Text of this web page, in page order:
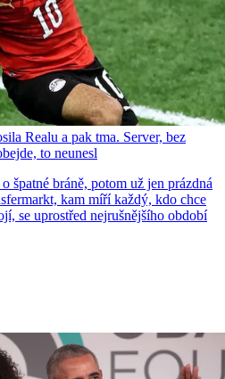
Realu a pak tma. Server, bez
to neunesl
špatné bráně, potom už jen prázdná
kam míří každý, kdo chce
se uprostřed nejrušnějšího období